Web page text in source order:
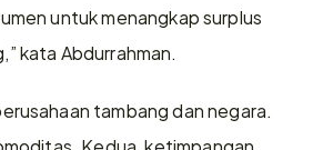
untuk menangkap surplus
kata Abdurrahman.
tambang dan negara.